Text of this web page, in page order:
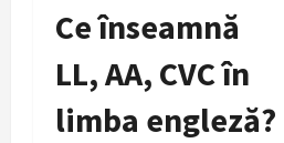
Ce înseamnă
LL, AA, CVC în
limba engleză?